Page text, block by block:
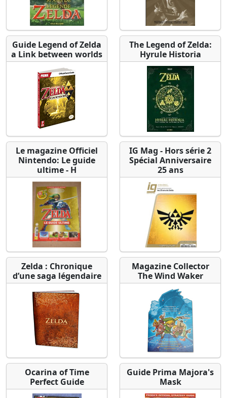
Guide Legend of Zelda
a Link between worlds
The Legend of Zelda:
Hyrule Historia
Le magazine Officiel
Nintendo: Le guide
ultime - H
IG Mag - Hors série 2
Spécial Anniversaire
25 ans
Zelda : Chronique
d’une saga légendaire
Magazine Collector
The Wind Waker
Ocarina of Time
Perfect Guide
Guide Prima Majora's
Mask